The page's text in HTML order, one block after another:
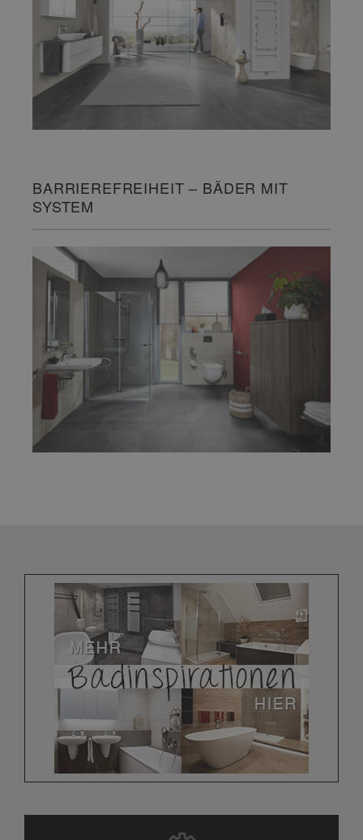
BARRIEREFREIHEIT – BÄDER MIT
SYSTEM